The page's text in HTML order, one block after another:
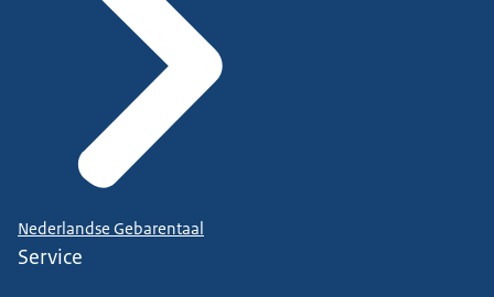
Nederlandse Gebarentaal
Service